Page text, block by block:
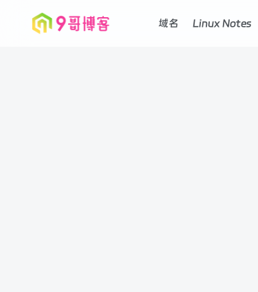
域名 Linux Notes